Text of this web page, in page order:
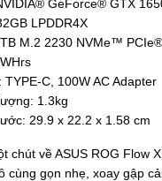
GeForce® GTX
LPDDR4X
M.2 2230 NVMe™
TYPE-C, 100W AC Adapter
1.3kg
29.9 x 22.2 x 1.58 cm
chút về ASUS ROG Flow
cùng gọn nhẹ, xoay gập